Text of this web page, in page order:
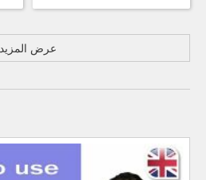
عرض المزيد